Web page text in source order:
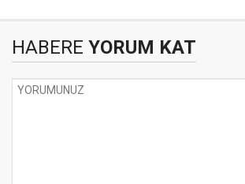
HABERE YORUM KAT